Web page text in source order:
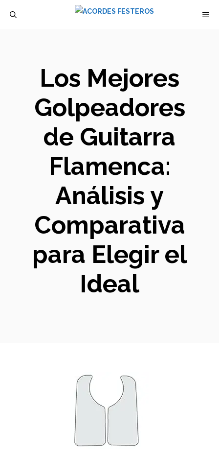
Los Mejores
Golpeadores
de Guitarra
Flamenca:
Análisis y
Comparativa
para Elegir el
Ideal